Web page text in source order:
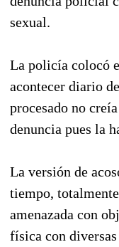
sexual.
La policía colocó
acontecer diario
procesado no
denuncia pues la
La versión de
tiempo,
amenazada con
física con